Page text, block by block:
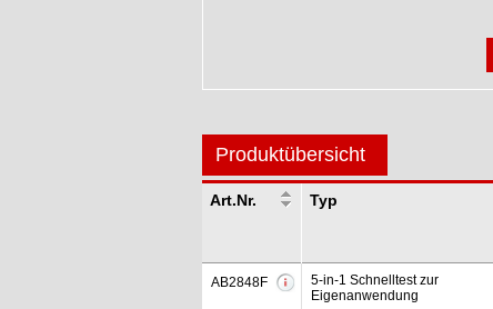
Produktübersicht
Art.Nr. Typ
AB2848F
5-in-1 Schnelltest zur
Eigenanwendung